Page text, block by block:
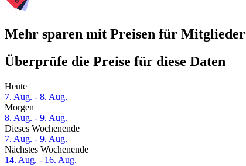
Mehr sparen mit Preisen für Mitglieder
Überprüfe die Preise für diese Daten
Heute
7. Aug. - 8. Aug.
Morgen
8. Aug. - 9. Aug.
Dieses Wochenende
7. Aug. - 9. Aug.
Nächstes Wochenende
14. Aug. - 16. Aug.